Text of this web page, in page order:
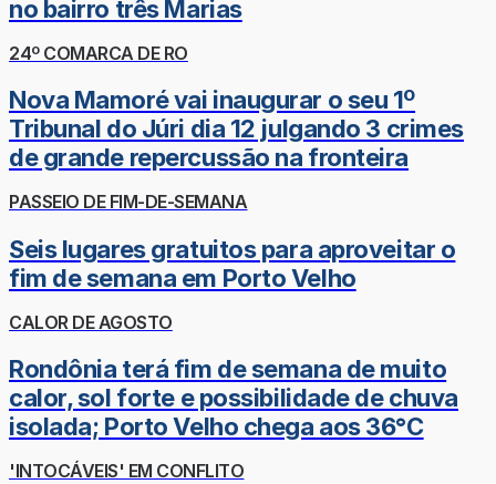
no bairro três Marias
24º COMARCA DE RO
Nova Mamoré vai inaugurar o seu 1º
Tribunal do Júri dia 12 julgando 3 crimes
de grande repercussão na fronteira
PASSEIO DE FIM-DE-SEMANA
Seis lugares gratuitos para aproveitar o
fim de semana em Porto Velho
CALOR DE AGOSTO
Rondônia terá fim de semana de muito
calor, sol forte e possibilidade de chuva
isolada; Porto Velho chega aos 36°C
'INTOCÁVEIS' EM CONFLITO